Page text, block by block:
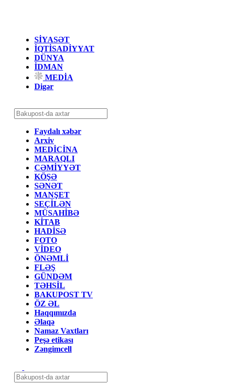
SİYASƏT
İQTİSADİYYAT
DÜNYA
İDMAN
MEDİA
Digər
Faydalı xəbər
Arxiv
MEDİCİNA
MARAQLI
CƏMİYYƏT
KÖŞƏ
SƏNƏT
MANŞET
SEÇİLƏN
MÜSAHİBƏ
KİTAB
HADİSƏ
FOTO
VİDEO
ÖNƏMLİ
FLƏŞ
GÜNDƏM
TƏHSİL
BAKUPOST TV
ÖZ ƏL
Haqqımızda
Əlaqə
Namaz Vaxtları
Peşə etikası
Zəngimcell